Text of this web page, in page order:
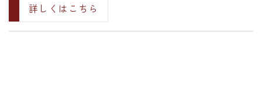
詳しくはこちら